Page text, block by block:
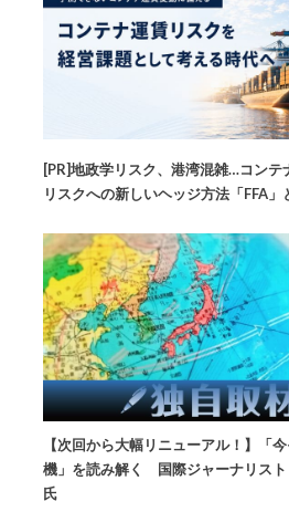
[PR]地政学リスク、港湾混雑…コンテ
リスクへの新しいヘッジ方法「FFA」
【次回から大幅リニューアル！】「
機」を読み解く 国際ジャーナリスト
氏